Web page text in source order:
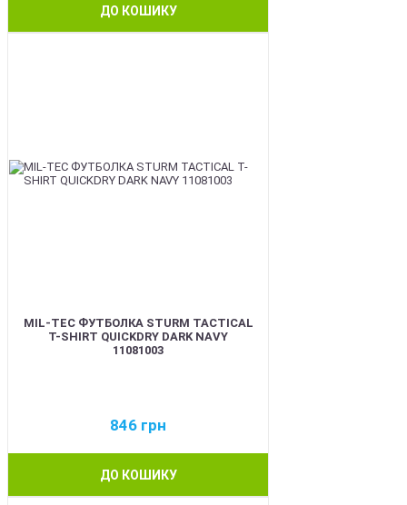
ДО КОШИКУ
MIL-TEC ФУТБОЛКА STURM TACTICAL
T-SHIRT QUICKDRY DARK NAVY
11081003
846 грн
ДО КОШИКУ